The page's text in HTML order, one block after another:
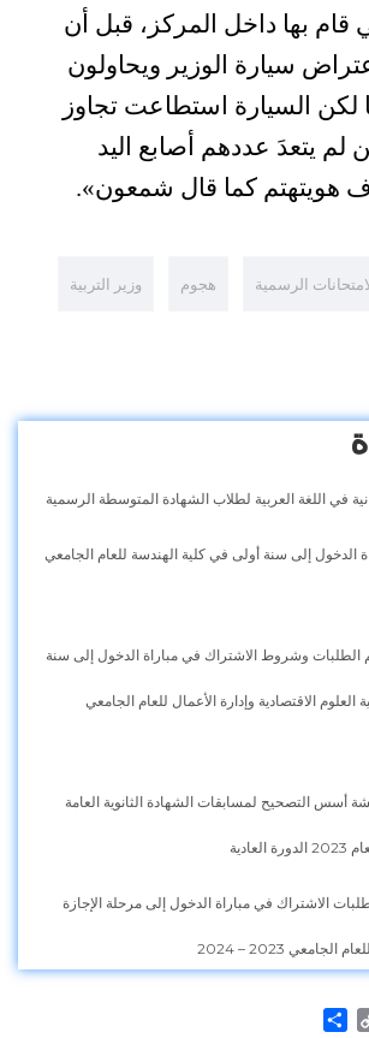
قام بها داخل المركز، قبل أن
سيارة الوزير ويحاولون
لكن السيارة استطاعت تجاوز
لم يتعدَ عددهم أصابع اليد
هويتهتم كما قال شمعون».
الرسمية هجوم وزير التربية
في اللغة العربية لطلاب الشهادة المتوسطة الرسمية
الدخول إلى سنة أولى في كلية الهندسة للعام الجامعي
الطلبات وشروط الاشتراك في مباراة الدخول إلى سنة
العلوم الاقتصادية وإدارة الأعمال للعام الجامعي
أسس التصحيح لمسابقات الشهادة الثانوية العامة
الاشتراك في مباراة الدخول إلى مرحلة الإجازة
2023 – 2024
Copy